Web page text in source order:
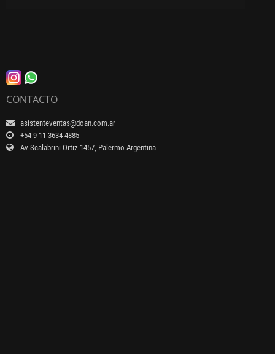
CONTACTO
asistenteventas@doan.com.ar
+54 9 11 3634-4885
Av Scalabrini Ortiz 1457, Palermo Argentina